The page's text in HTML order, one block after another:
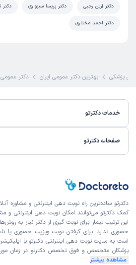
دکتر آرین رجبی دکتر پریسا سبزواری دکتر
دکتر احمد مختاری
پزشکی بهترین دکتر عمومی ایران دکتر
خدمات دکترتو
صفحات دکترتو
دکترتو ساده‌ترین راه نوبت‌ دهی اینترنتی و مشاوره
کمک دکترتو می‌توانند امکان نوبت دهی اینترنتی و
این ترتیب بیمار برای نوبت گیری از دکتر نیاز به
حضوری ندارد. برای گرفتن نوبت ویزیت حضوری یا
است به سایت نوبت دهی اینترنتی دکترتو یا
پزشکان متخصص و فوق تخصص دکترتو در زمان
مشاهده بیشتر